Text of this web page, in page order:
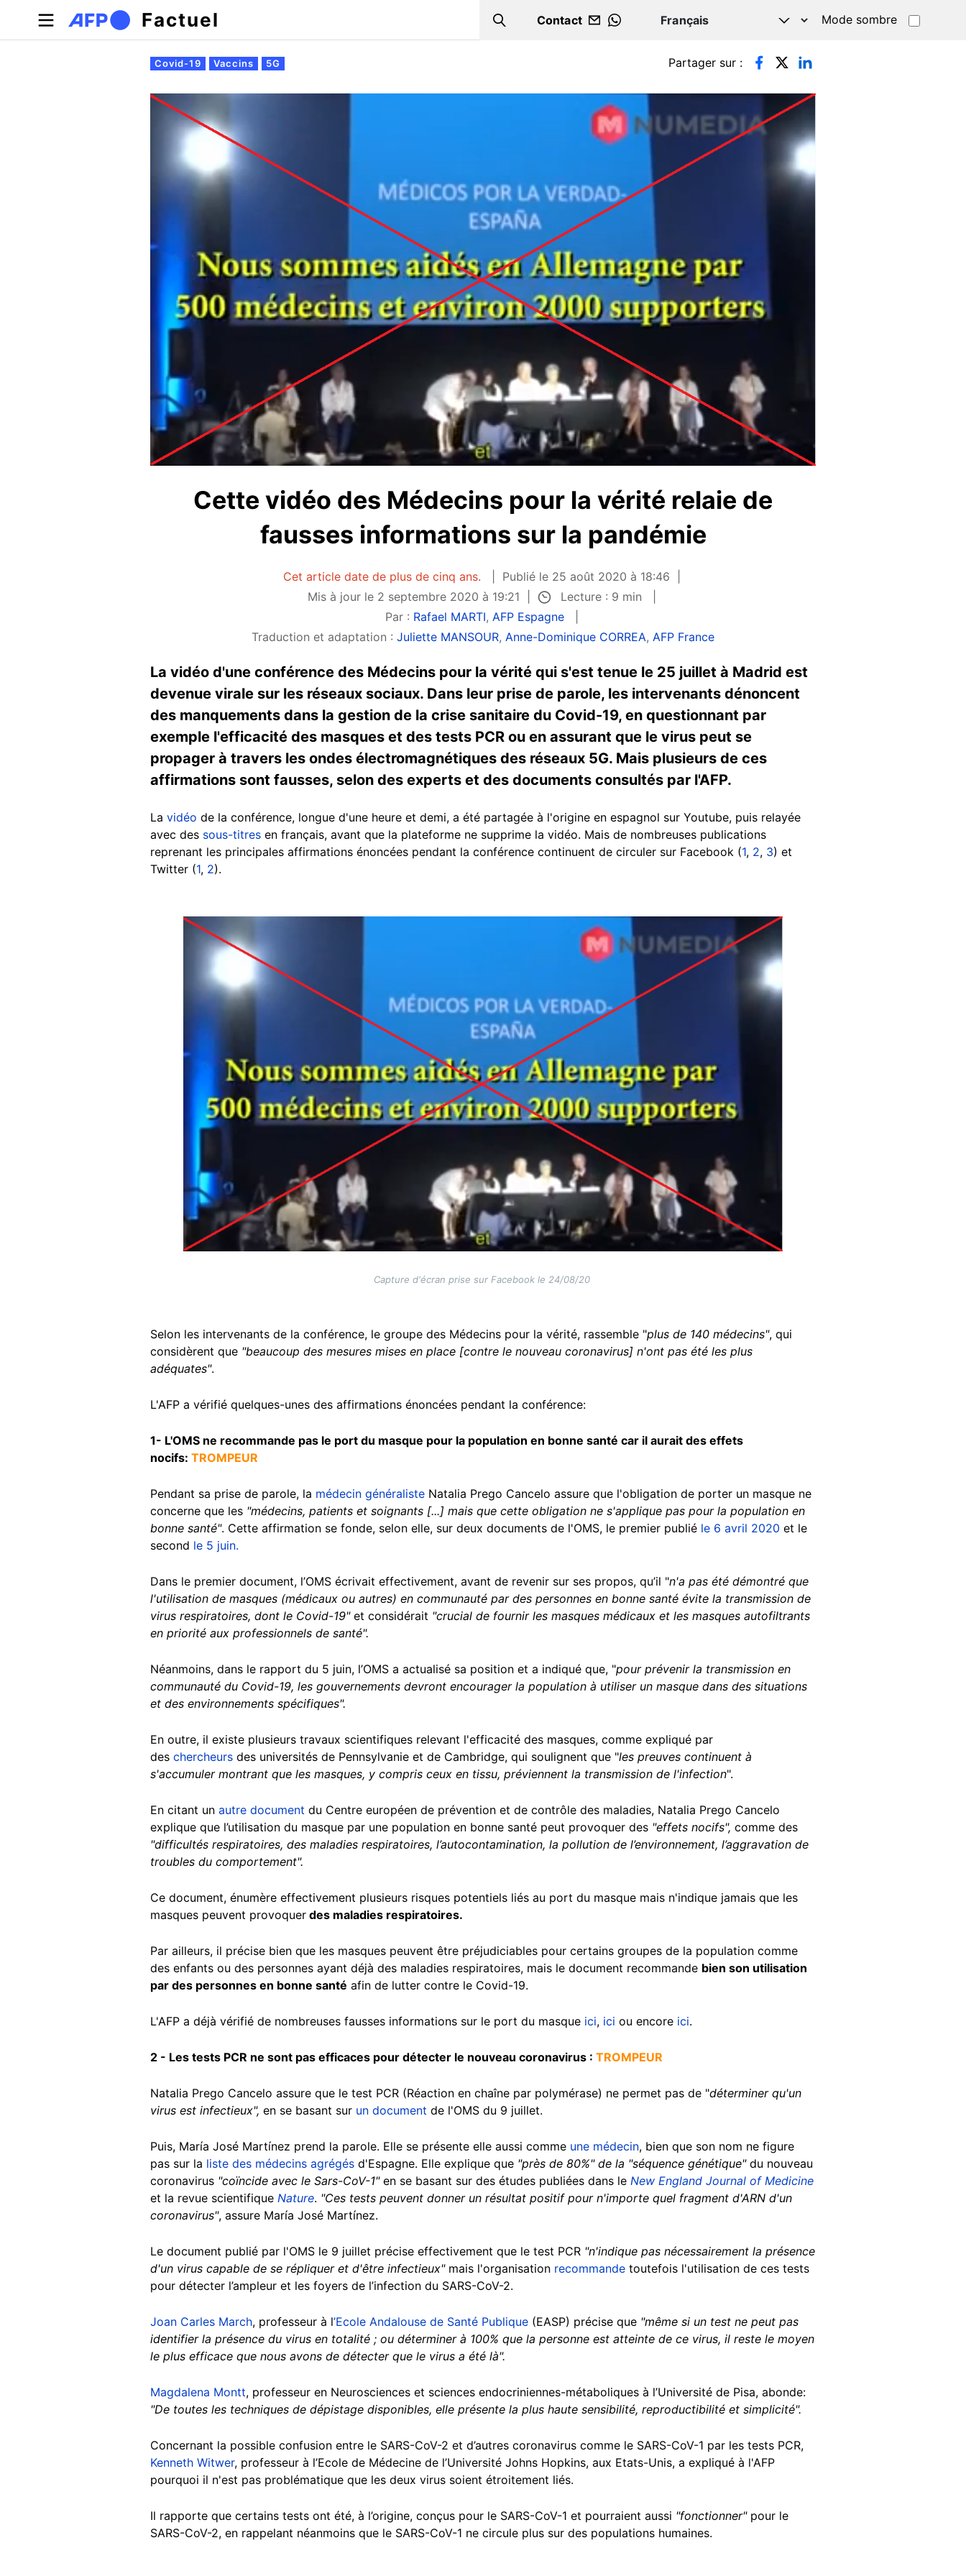
Aller au contenu principal
Factuel Search
Contact
WHATSAPP
Mode sombre
Onglets principaux
Covid-19 Vaccins 5G Partager sur :
Cette vidéo des Médecins pour la vérité relaie de
fausses informations sur la pandémie
Cet article date de plus de cinq ans.
Publié le 25 août 2020 à 18:46
Mis à jour le 2 septembre 2020 à 19:21
Lecture : 9 min
Par : Rafael MARTI,AFP Espagne
Traduction et adaptation : Juliette MANSOUR, Anne-Dominique CORREA, AFP France
La vidéo d'une conférence des Médecins pour la vérité qui s'est tenue le 25 juillet à Madrid est
devenue virale sur les réseaux sociaux. Dans leur prise de parole, les intervenants dénoncent
des manquements dans la gestion de la crise sanitaire du Covid-19, en questionnant par
exemple l'efficacité des masques et des tests PCR ou en assurant que le virus peut se
propager à travers les ondes électromagnétiques des réseaux 5G. Mais plusieurs de ces
affirmations sont fausses, selon des experts et des documents consultés par l'AFP.
La vidéo de la conférence, longue d'une heure et demi, a été partagée à l'origine en espagnol sur Youtube, puis relayée
avec des sous-titres en français, avant que la plateforme ne supprime la vidéo. Mais de nombreuses publications
reprenant les principales affirmations énoncées pendant la conférence continuent de circuler sur Facebook (1, 2, 3) et
Twitter (1, 2).
Image
Capture d'écran prise sur Facebook le 24/08/20
Selon les intervenants de la conférence, le groupe des Médecins pour la vérité, rassemble "plus de 140 médecins", qui
considèrent que "beaucoup des mesures mises en place [contre le nouveau coronavirus] n'ont pas été les plus
adéquates".
L'AFP a vérifié quelques-unes des affirmations énoncées pendant la conférence:
1- L'OMS ne recommande pas le port du masque pour la population en bonne santé car il aurait des effets
nocifs: TROMPEUR
Pendant sa prise de parole, la médecin généraliste Natalia Prego Cancelo assure que l'obligation de porter un masque ne
concerne que les "médecins, patients et soignants [...] mais que cette obligation ne s'applique pas pour la population en
bonne santé". Cette affirmation se fonde, selon elle, sur deux documents de l'OMS, le premier publié le 6 avril 2020 et le
second le 5 juin.
Dans le premier document, l’OMS écrivait effectivement, avant de revenir sur ses propos, qu’il "n'a pas été démontré que
l'utilisation de masques (médicaux ou autres) en communauté par des personnes en bonne santé évite la transmission de
virus respiratoires, dont le Covid-19"et considérait "crucial de fournir les masques médicaux et les masques autofiltrants
en priorité aux professionnels de santé".
Néanmoins, dans le rapport du 5 juin, l’OMS a actualisé sa position et a indiqué que, "pour prévenir la transmission en
communauté du Covid-19, les gouvernements devront encourager la population à utiliser un masque dans des situations
et des environnements spécifiques".
En outre, il existe plusieurs travaux scientifiques relevant l'efficacité des masques, comme expliqué par
des chercheurs des universités de Pennsylvanie et de Cambridge, qui soulignent que "les preuves continuent à
s'accumuler montrant que les masques, y compris ceux en tissu, préviennent la transmission de l'infection".
En citant un autre document du Centre européen de prévention et de contrôle des maladies, Natalia Prego Cancelo
explique que l’utilisation du masque par une population en bonne santé peut provoquer des "effets nocifs", comme des
"difficultés respiratoires, des maladies respiratoires, l’autocontamination, la pollution de l’environnement, l’aggravation de
troubles du comportement".
Ce document, énumère effectivement plusieurs risques potentiels liés au port du masque mais n'indique jamais que les
masques peuvent provoquer des maladies respiratoires.
Par ailleurs, il précise bien que les masques peuvent être préjudiciables pour certains groupes de la population comme
des enfants ou des personnes ayant déjà des maladies respiratoires, mais le document recommande bien son utilisation
par des personnes en bonne santé afin de lutter contre le Covid-19.
L'AFP a déjà vérifié de nombreuses fausses informations sur le port du masque ici, ici ou encore ici.
2 - Les tests PCR ne sont pas efficaces pour détecter le nouveau coronavirus : TROMPEUR
Natalia Prego Cancelo assure que le test PCR (Réaction en chaîne par polymérase) ne permet pas de "déterminer qu'un
virus est infectieux", en se basant sur un document de l'OMS du 9 juillet.
Puis, María José Martínez prend la parole. Elle se présente elle aussi comme une médecin, bien que son nom ne figure
pas sur la liste des médecins agrégés d'Espagne. Elle explique que "près de 80%" de la "séquence génétique"du nouveau
coronavirus "coïncide avec le Sars-CoV-1"en se basant sur des études publiées dans le New England Journal of Medicine
et la revue scientifique Nature. "Ces tests peuvent donner un résultat positif pour n'importe quel fragment d'ARN d'un
coronavirus", assure María José Martínez.
Le document publié par l'OMS le 9 juillet précise effectivement que le test PCR "n'indique pas nécessairement la présence
d'un virus capable de se répliquer et d'être infectieux" mais l'organisation recommande toutefois l'utilisation de ces tests
pour détecter l’ampleur et les foyers de l’infection du SARS-CoV-2.
Joan Carles March, professeur à l’Ecole Andalouse de Santé Publique (EASP) précise que "même si un test ne peut pas
identifier la présence du virus en totalité ; ou déterminer à 100% que la personne est atteinte de ce virus, il reste le moyen
le plus efficace que nous avons de détecter que le virus a été là".
Magdalena Montt, professeur en Neurosciences et sciences endocriniennes-métaboliques à l’Université de Pisa, abonde:
"De toutes les techniques de dépistage disponibles, elle présente la plus haute sensibilité, reproductibilité et simplicité".
Concernant la possible confusion entre le SARS-CoV-2 et d’autres coronavirus comme le SARS-CoV-1 par les tests PCR,
Kenneth Witwer, professeur à l’Ecole de Médecine de l’Université Johns Hopkins, aux Etats-Unis, a expliqué à l'AFP
pourquoi il n'est pas problématique que les deux virus soient étroitement liés.
Il rapporte que certains tests ont été, à l’origine, conçus pour le SARS-CoV-1 et pourraient aussi "fonctionner" pour le
SARS-CoV-2, en rappelant néanmoins que le SARS-CoV-1 ne circule plus sur des populations humaines.